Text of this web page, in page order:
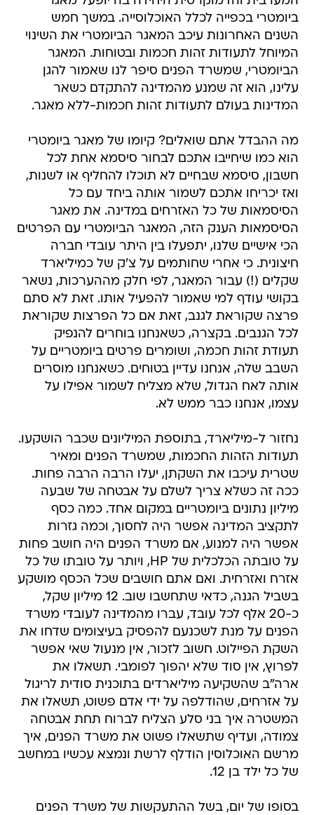
ביומטרי בכפייה לכלל האוכלוסייה. במשך חמש
השנים האחרונות עיכב המאגר הביומטרי את השינוי
המיוחל לתעודות זהות חכמות ובטוחות. המאגר
הביומטרי, שמשרד הפנים סיפר לנו שאמור להגן
עלינו, הוא זה שמנע מהמדינה להתקדם כשאר
המדינות בעולם לתעודות זהות חכמות-ללא מאגר.
מה ההבדל אתם שואלים? קיומו של מאגר ביומטרי
הוא כמו שיחייבו אתכם לבחור סיסמא אחת לכל
חשבון, סיסמא שבחיים לא תוכלו להחליף או לשנות,
ואז יכריחו אתכם לשמור אותה ביחד עם כל
הסיסמאות של כל האזרחים במדינה. את מאגר
הסיסמאות הענק הזה, המאגר הביומטרי עם הפרטים
הכי אישיים שלנו, יתפעלו בין היתר עובדי חברה
חיצונית. כי אחרי שחותמים על צ'ק של כמיליארד
שקלים (!) עבור המאגר, לפי חלק מההערכות, נשאר
בקושי עודף למי שאמור להפעיל אותו. זאת לא סתם
פרצה שקוראת לגנב, זאת אם כל הפרצות שקוראת
לכל הגנבים. בקצרה, כשאנחנו בוחרים להנפיק
תעודת זהות חכמה, ושומרים פרטים ביומטריים על
השבב שלה, אנחנו עדיין בטוחים. כשאנחנו מוסרים
אותה לאח הגדול, שלא מצליח לשמור אפילו על
עצמו, אנחנו כבר ממש לא.
נחזור ל-מיליארד, בתוספת המיליונים שכבר הושקעו.
תעודות הזהות החכמות, שמשרד הפנים ומאיר
שטרית עיכבו את השקתן, יעלו הרבה הרבה פחות.
ככה זה כשלא צריך לשלם על אבטחה של שבעה
מיליון נתונים ביומטריים במקום אחד. כמה כסף
לתקציב המדינה אפשר היה לחסוך, וכמה גזרות
אפשר היה למנוע, אם משרד הפנים היה חושב פחות
על טובתה הכלכלית של HP, ויותר על טובתו של כל
אזרח ואזרחית. ואם אתם חושבים שכל הכסף מושקע
בשביל הגנה, כדאי שתחשבו שוב. 12 מיליון שקל,
כ-20 אלף לכל עובד, עברו מהמדינה לעובדי משרד
הפנים על מנת לשכנעם להפסיק בעיצומים שדחו את
השקת הפיילוט. חשוב לזכור, אין מנעול שאי אפשר
לפרוץ, אין סוד שלא יהפוך לפומבי. תשאלו את
ארה"ב שהשקיעה מיליארדים בתוכנית סודית לריגול
על אזרחים, שהודלפה על ידי אדם פשוט, תשאלו את
המשטרה איך בני סלע הצליח לברוח תחת אבטחה
צמודה, ועדיף שתשאלו פשוט את משרד הפנים, איך
מרשם האוכלוסין הודלף לרשת ונמצא עכשיו במחשב
של כל ילד בן 12.
בסופו של יום, בשל ההתעקשות של משרד הפנים